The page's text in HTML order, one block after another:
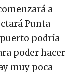
a
Punta
podría
poder hacer
muy poca